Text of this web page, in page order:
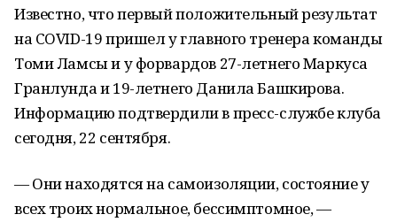
Известно, что первый положительный результат
на COVID-19 пришел у главного тренера команды
Томи Ламсы и у форвардов 27-летнего Маркуса
Гранлунда и 19-летнего Данила Башкирова.
Информацию подтвердили в пресс-службе клуба
сегодня, 22 сентября.
— Они находятся на самоизоляции, состояние у
всех троих нормальное, бессимптомное, —